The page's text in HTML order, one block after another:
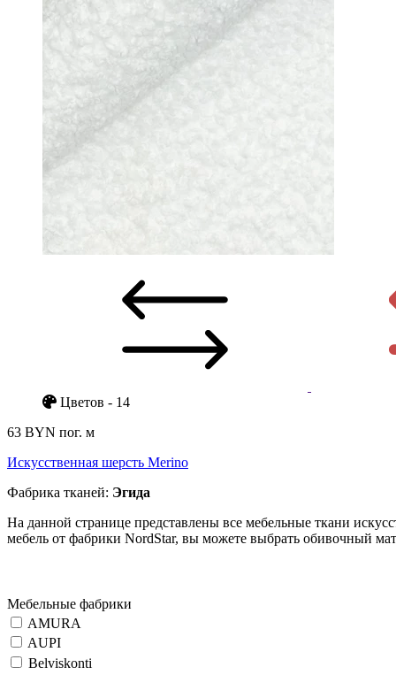
Цветов - 14
63 BYN пог. м
Искусственная шерсть Merino
Фабрика тканей: Эгида
На данной странице представлены все мебельные ткани
мебель от фабрики NordStar, вы можете выбрать обивочный
Мебельные фабрики
AMURA
AUPI
Belviskonti